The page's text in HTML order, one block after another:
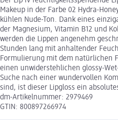
Makeup in der Farbe 02 Hydra-
kühlen Nude-Ton. Dank eines
der Magnesium, Vitamin B12 und
werden die Lippen angenehm
Stunden lang mit anhaltender
Formulierung mit dem natürlichen
einen unwiderstehlichen glossy-
Suche nach einer wundervollen
sind, ist dieser Lipgloss ein
dm-Artikelnummer: 2979469
GTIN: 800897266974